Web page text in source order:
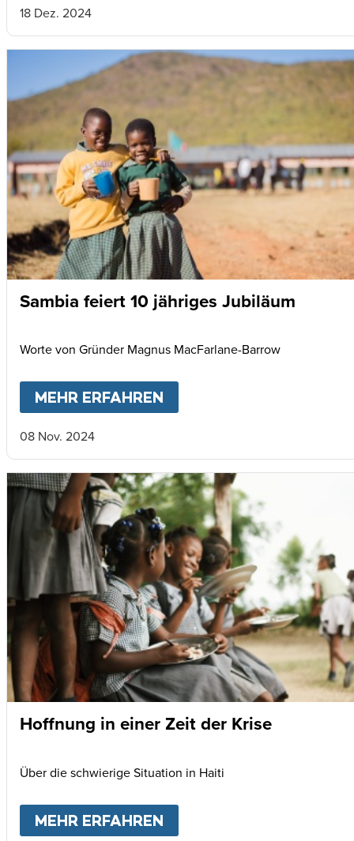
18 Dez. 2024
Sambia feiert 10 jähriges Jubiläum
Worte von Gründer Magnus MacFarlane-Barrow
MEHR ERFAHREN
08 Nov. 2024
Hoffnung in einer Zeit der Krise
Über die schwierige Situation in Haiti
MEHR ERFAHREN